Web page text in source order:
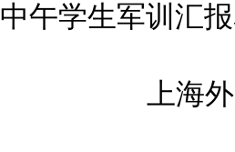
中午学生军训汇
上海